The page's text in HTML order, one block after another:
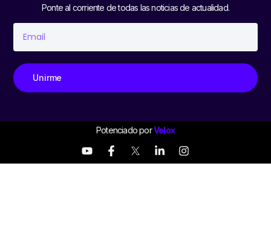
Ponte al corriente de todas las noticias de actualidad.
Unirme
Potenciado porVelox